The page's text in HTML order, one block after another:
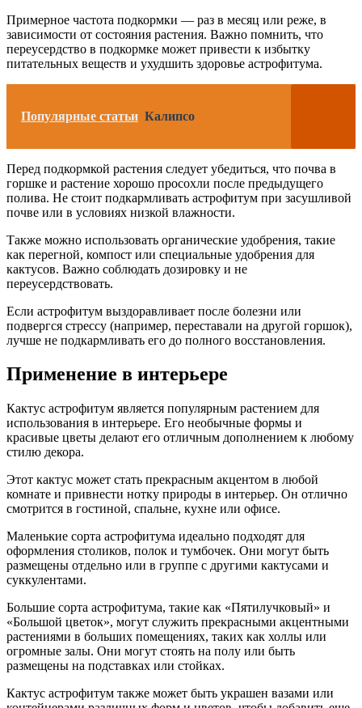
Примерное частота подкормки — раз в месяц или реже, в
зависимости от состояния растения. Важно помнить, что
переусердство в подкормке может привести к избытку
питательных веществ и ухудшить здоровье астрофитума.
Популярные статьи Калипсо
Перед подкормкой растения следует убедиться, что почва в
горшке и растение хорошо просохли после предыдущего
полива. Не стоит подкармливать астрофитум при засушливой
почве или в условиях низкой влажности.
Также можно использовать органические удобрения, такие
как перегной, компост или специальные удобрения для
кактусов. Важно соблюдать дозировку и не
переусердствовать.
Если астрофитум выздоравливает после болезни или
подвергся стрессу (например, переставали на другой горшок),
лучше не подкармливать его до полного восстановления.
Применение в интерьере
Кактус астрофитум является популярным растением для
использования в интерьере. Его необычные формы и
красивые цветы делают его отличным дополнением к любому
стилю декора.
Этот кактус может стать прекрасным акцентом в любой
комнате и привнести нотку природы в интерьер. Он отлично
смотрится в гостиной, спальне, кухне или офисе.
Маленькие сорта астрофитума идеально подходят для
оформления столиков, полок и тумбочек. Они могут быть
размещены отдельно или в группе с другими кактусами и
суккулентами.
Большие сорта астрофитума, такие как «Пятилучковый» и
«Большой цветок», могут служить прекрасными акцентными
растениями в больших помещениях, таких как холлы или
огромные залы. Они могут стоять на полу или быть
размещены на подставках или стойках.
Кактус астрофитум также может быть украшен вазами или